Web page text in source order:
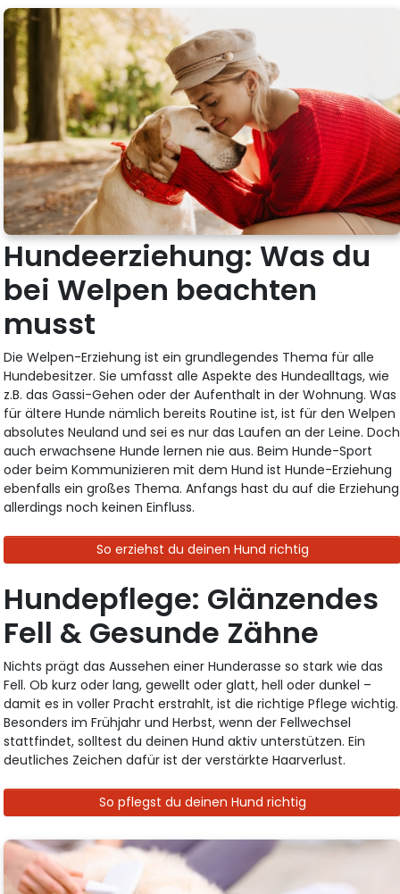
Hundeerziehung: Was du
bei Welpen beachten
musst
Die Welpen-Erziehung ist ein grundlegendes Thema für alle
Hundebesitzer. Sie umfasst alle Aspekte des Hundealltags, wie
z.B. das Gassi-Gehen oder der Aufenthalt in der Wohnung. Was
für ältere Hunde nämlich bereits Routine ist, ist für den Welpen
absolutes Neuland und sei es nur das Laufen an der Leine. Doch
auch erwachsene Hunde lernen nie aus. Beim Hunde-Sport
oder beim Kommunizieren mit dem Hund ist Hunde-Erziehung
ebenfalls ein großes Thema. Anfangs hast du auf die Erziehung
allerdings noch keinen Einfluss.
So erziehst du deinen Hund richtig
Hundepflege: Glänzendes
Fell & Gesunde Zähne
Nichts prägt das Aussehen einer Hunderasse so stark wie das
Fell. Ob kurz oder lang, gewellt oder glatt, hell oder dunkel –
damit es in voller Pracht erstrahlt, ist die richtige Pflege wichtig.
Besonders im Frühjahr und Herbst, wenn der Fellwechsel
stattfindet, solltest du deinen Hund aktiv unterstützen. Ein
deutliches Zeichen dafür ist der verstärkte Haarverlust.
So pflegst du deinen Hund richtig